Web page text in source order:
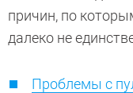
причин, по
далеко не
Проблемы с